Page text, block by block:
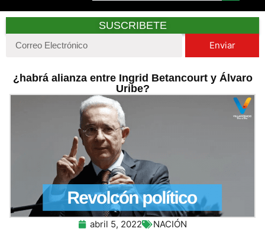
SUSCRIBETE
Enviar
¿habrá alianza entre Ingrid Betancourt y Álvaro
Uribe?
abril 5, 2022 NACIÓN